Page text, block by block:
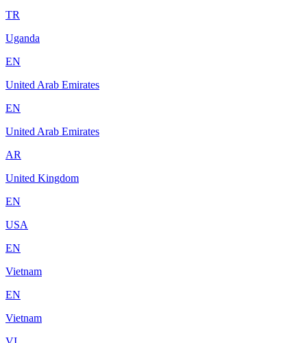
TR
Uganda
EN
United Arab Emirates
EN
United Arab Emirates
AR
United Kingdom
EN
USA
EN
Vietnam
EN
Vietnam